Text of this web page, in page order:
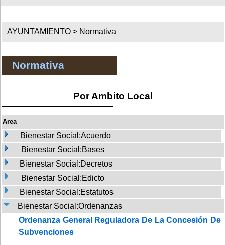
AYUNTAMIENTO > Normativa
Normativa
Por Ambito Local
Area
Bienestar Social:Acuerdo
Bienestar Social:Bases
Bienestar Social:Decretos
Bienestar Social:Edicto
Bienestar Social:Estatutos
Bienestar Social:Ordenanzas
Ordenanza General Reguladora De La Concesión De
Subvenciones